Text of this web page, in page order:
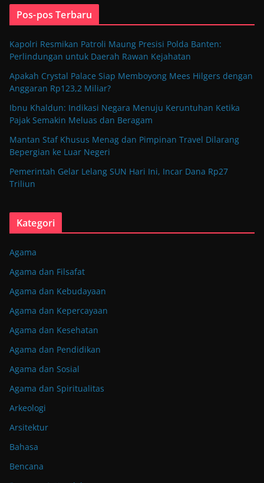
Pos-pos Terbaru
Kapolri Resmikan Patroli Maung Presisi Polda Banten:
Perlindungan untuk Daerah Rawan Kejahatan
Apakah Crystal Palace Siap Memboyong Mees Hilgers dengan
Anggaran Rp123,2 Miliar?
Ibnu Khaldun: Indikasi Negara Menuju Keruntuhan Ketika
Pajak Semakin Meluas dan Beragam
Mantan Staf Khusus Menag dan Pimpinan Travel Dilarang
Bepergian ke Luar Negeri
Pemerintah Gelar Lelang SUN Hari Ini, Incar Dana Rp27
Triliun
Kategori
Agama
Agama dan Filsafat
Agama dan Kebudayaan
Agama dan Kepercayaan
Agama dan Kesehatan
Agama dan Pendidikan
Agama dan Sosial
Agama dan Spiritualitas
Arkeologi
Arsitektur
Bahasa
Bencana